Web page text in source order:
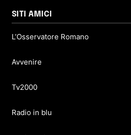
SITI AMICI
L’Osservatore Romano
Avvenire
Tv2000
Radio in blu